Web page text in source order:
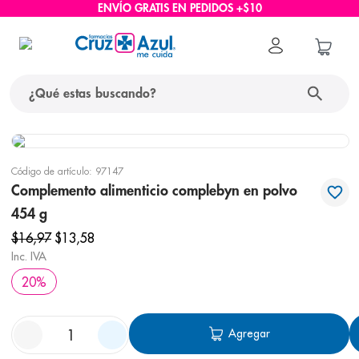
ENVÍO GRATIS EN PEDIDOS +$10
Código de artículo: 97147
Complemento alimenticio complebyn en polvo
454 g
$16,97 $13,58
Inc. IVA
20%
Agregar
términos más buscados
protector solar
2.
3. eucerin
4 .
5. nivea
6. bioderma